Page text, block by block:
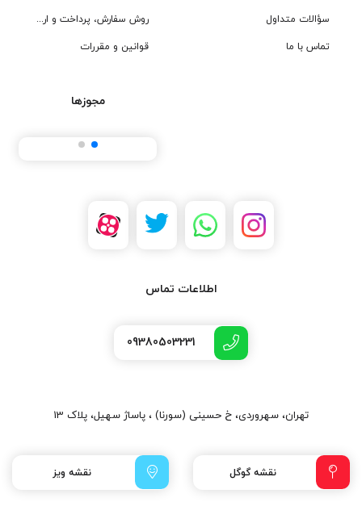
سؤالات متداول
تماس با ما
روش سفارش، پرداخت و ارسال
قوانین و مقررات
مجوزها
اطلاعات تماس
09380503231
تهران، سهروردی، خ حسینی (سورنا) ، پاساژ سهیل، پلاک 13
نقشه گوگل نقشه ویز